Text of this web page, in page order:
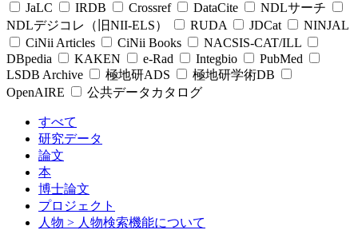
JaLC
IRDB Crossref DataCite
NDLサーチ
NDLデジコレ（旧NII-ELS）
RUDA JDCat
NINJAL
CiNii Articles
CiNii Books
NACSIS-CAT/ILL
DBpedia
KAKEN e-Rad Integbio
PubMed
LSDB Archive
極地研ADS
極地研学術DB
OpenAIRE
公共データカタログ
すべて
研究データ
論文
本
博士論文
プロジェクト
人物 > 人物検索機能について